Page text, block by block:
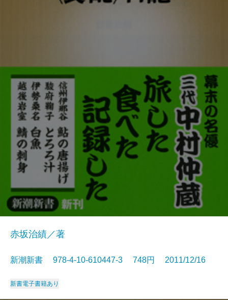
赤坂治績／著
新潮新書 978-4-10-610447-3 748円 2011/12/16
新書電子書籍あり